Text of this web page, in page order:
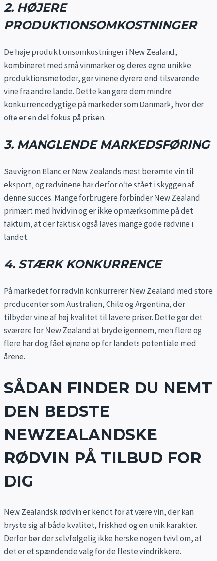
2. HØJERE
PRODUKTIONSOMKOSTNINGER
De høje produktionsomkostninger i New Zealand,
kombineret med små vinmarker og deres egne unikke
produktionsmetoder, gør vinene dyrere end tilsvarende
vine fra andre lande. Dette kan gøre dem mindre
konkurrencedygtige på markeder som Danmark, hvor der
ofte er en del fokus på prisen.
3. MANGLENDE MARKEDSFØRING
Sauvignon Blanc er New Zealands mest berømte vin til
eksport, og rødvinene har derfor ofte stået i skyggen af
denne succes. Mange forbrugere forbinder New Zealand
primært med hvidvin og er ikke opmærksomme på det
faktum, at der faktisk også laves mange gode rødvine i
landet.
4. STÆRK KONKURRENCE
På markedet for rødvin konkurrerer New Zealand med store
producenter som Australien, Chile og Argentina, der
tilbyder vine af høj kvalitet til lavere priser. Dette gør det
sværere for New Zealand at bryde igennem, men flere og
flere har dog fået øjnene op for landets potentiale med
årene.
SÅDAN FINDER DU NEMT
DEN BEDSTE
NEWZEALANDSKE
RØDVIN PÅ TILBUD FOR
DIG
New Zealandsk rødvin er kendt for at være vin, der kan
bryste sig af både kvalitet, friskhed og en unik karakter.
Derfor bør der selvfølgelig ikke herske nogen tvivl om, at
det er et spændende valg for de fleste vindrikkere.